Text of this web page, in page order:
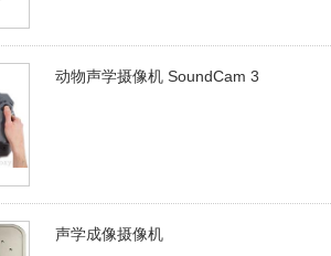
动物声学摄像机 SoundCam 3
声学成像摄像机